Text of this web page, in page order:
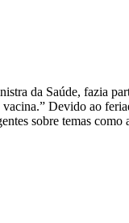
da Saúde, fazia
Devido ao
sobre temas